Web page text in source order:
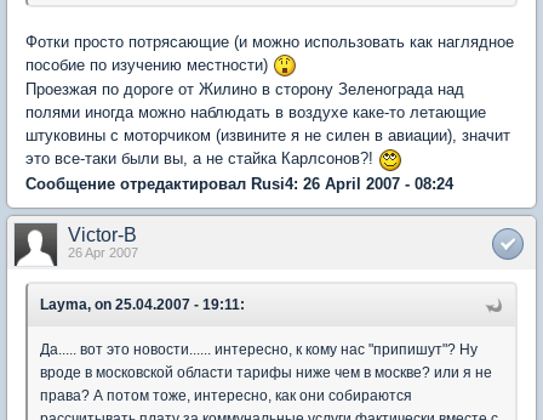
Фотки просто потрясающие (и можно использовать как наглядное
пособие по изучению местности)
Проезжая по дороге от Жилино в сторону Зеленограда над
полями иногда можно наблюдать в воздухе каке-то летающие
штуковины с моторчиком (извините я не силен в авиации), значит
это все-таки были вы, а не стайка Карлсонов?!
Сообщение отредактировал Rusi4: 26 April 2007 - 08:24
Victor-B
26 Apr 2007
Layma, on 25.04.2007 - 19:11:
Да..... вот это новости...... интересно, к кому нас "припишут"? Ну
вроде в московской области тарифы ниже чем в москве? или я не
права? А потом тоже, интересно, как они собираются